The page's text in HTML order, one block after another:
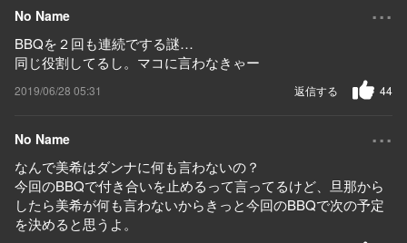
No Name ...
BBQを２回も連続でする謎…
同じ役割してるし。マコに言わなきゃー
2019/06/28 05:31 44
返信する
No Name ...
なんで美希はダンナに何も言わないの？
今回のBBQで付き合いを止めるって言ってるけど、旦那から
したら美希が何も言わないからきっと今回のBBQで次の予定
を決めると思うよ。